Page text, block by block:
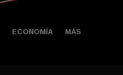
ECONOMÍA MÁS